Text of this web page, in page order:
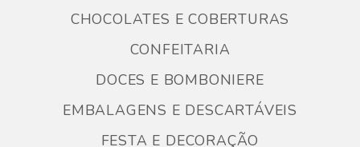
CHOCOLATES E COBERTURAS
CONFEITARIA
DOCES E BOMBONIERE
EMBALAGENS E DESCARTÁVEIS
FESTA E DECORAÇÃO